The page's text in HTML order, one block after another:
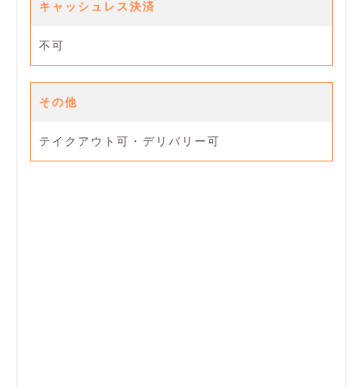
キャッシュレス決済
不可
その他
テイクアウト可・デリバリー可